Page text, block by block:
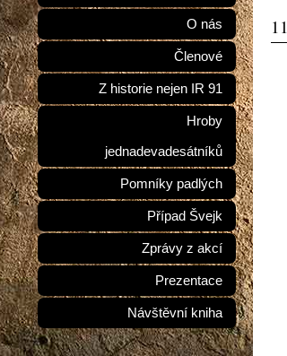
O nás
Členové
Z historie nejen IR 91
Hroby
jednadevadesátníků
Pomníky padlých
Případ Švejk
Zprávy z akcí
Prezentace
Návštěvní kniha